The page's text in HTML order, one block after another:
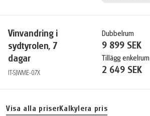
Vinvandring i
sydtyrolen, 7
dagar
IT-SJWME-07X
Dubbelrum
9 899 SEK
Tillägg enkelrum
2 649 SEK
Visa alla priserKalkylera pris